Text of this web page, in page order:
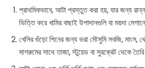
প্রাথমিকভাবে, আটা প্রস্তুত করা হয়, যার জন্য
ভিত্তি করে খামির বাছাই উপাদানগুলি বা ময়দা
খেসির গুঁড়ো পিনের জন্য ভরা মৌসুমি সবজি, মাংস,
মাশরুমের সাথে তাজা, স্টুয়েড বা সুরক্রেট থেকে তৈরি